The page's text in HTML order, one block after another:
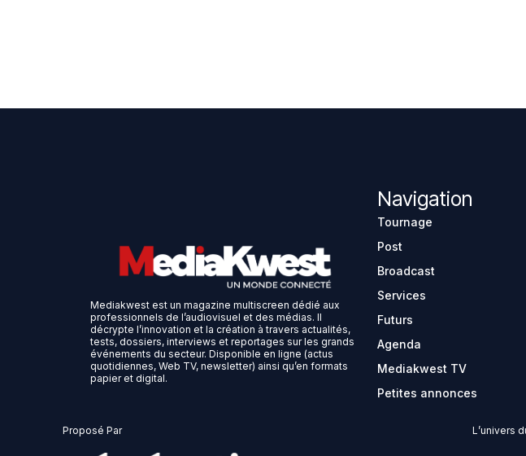
Mediakwest est un magazine multiscreen dédié aux
professionnels de l’audiovisuel et des médias. Il
décrypte l’innovation et la création à travers actualités,
tests, dossiers, interviews et reportages sur les grands
événements du secteur. Disponible en ligne (actus
quotidiennes, Web TV, newsletter) ainsi qu’en formats
papier et digital.
Navigation
Tournage
Post
Broadcast
Services
Futurs
Agenda
Mediakwest TV
Petites annonces
Proposé Par L’univers